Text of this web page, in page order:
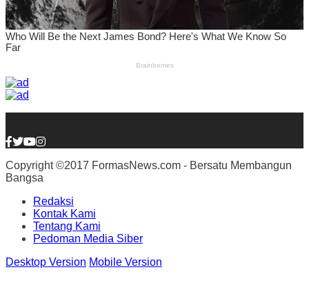
Copyright ©2017 FormasNews.com - Bersatu Membangun
Bangsa
Redaksi
Kontak Kami
Tentang Kami
Pedoman Media Siber
Desktop Version Mobile Version